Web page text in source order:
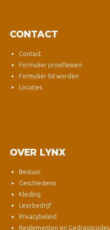
CONTACT
Contact
Formulier proeflessen
Formulier lid worden
Locaties
OVER LYNX
Bestuur
Geschiedenis
Kleding
Leerbedrijf
Privacybeleid
Reglementen en Gedragscodes